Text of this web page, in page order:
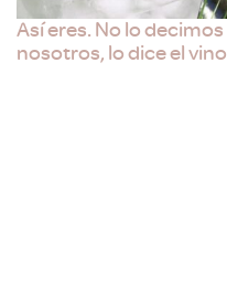
Así eres. No lo decimos
nosotros, lo dice el vino